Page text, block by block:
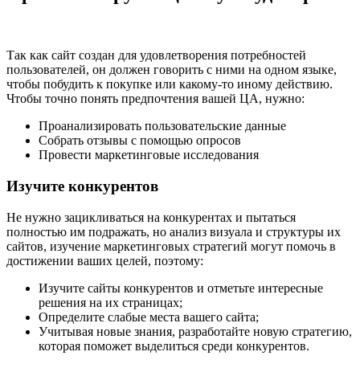
Так как сайт создан для удовлетворения потребностей
пользователей, он должен говорить с ними на одном языке,
чтобы побудить к покупке или какому-то иному действию.
Чтобы точно понять предпочтения вашей ЦА, нужно:
Проанализировать пользовательские данные
Собрать отзывы с помощью опросов
Провести маркетинговые исследования
Изучите конкурентов
Не нужно зацикливаться на конкурентах и пытаться
полностью им подражать, но анализ визуала и структуры их
сайтов, изучение маркетинговых стратегий могут помочь в
достижении ваших целей, поэтому:
Изучите сайты конкурентов и отметьте интересные
решения на их страницах;
Определите слабые места вашего сайта;
Учитывая новые знания, разработайте новую стратегию,
которая поможет выделиться среди конкурентов.